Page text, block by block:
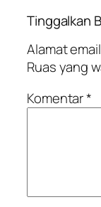
Tinggalkan
Alamat
Ruas yang
Komentar*